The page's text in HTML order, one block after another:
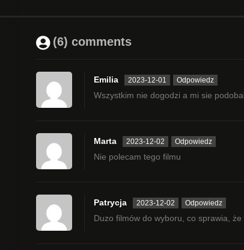
(6) comments
Emilia 2023-12-01 Odpowiedz
Wszystkim nie dogodzi a mi sie podobal
Marta 2023-12-02 Odpowiedz
Nie polecam tego filmu
Patrycja 2023-12-02 Odpowiedz
Duzo filmów do wyboru, co sprawia,